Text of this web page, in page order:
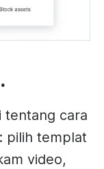
tentang cara
pilih templat
video,